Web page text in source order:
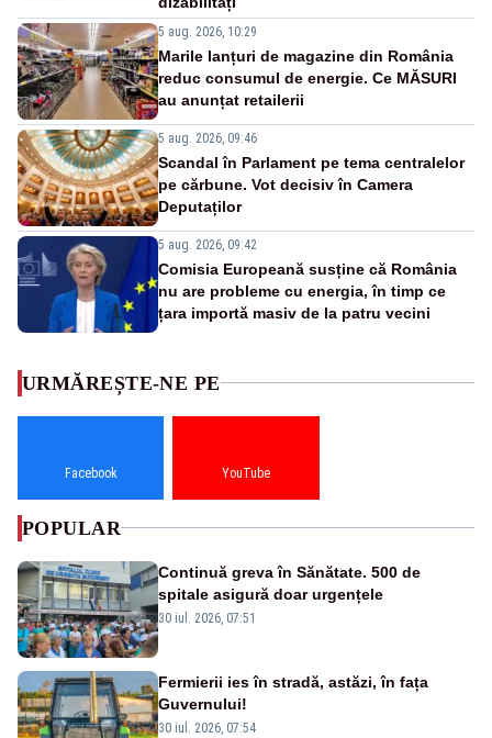
5 aug. 2026, 10:29
Marile lanțuri de magazine din România
reduc consumul de energie. Ce MĂSURI
au anunțat retailerii
5 aug. 2026, 09:46
Scandal în Parlament pe tema centralelor
pe cărbune. Vot decisiv în Camera
Deputaților
5 aug. 2026, 09:42
Comisia Europeană susține că România
nu are probleme cu energia, în timp ce
țara importă masiv de la patru vecini
URMĂREȘTE-NE PE
Facebook YouTube
POPULAR
Continuă greva în Sănătate. 500 de
spitale asigură doar urgențele
30 iul. 2026, 07:51
Fermierii ies în stradă, astăzi, în fața
Guvernului!
30 iul. 2026, 07:54